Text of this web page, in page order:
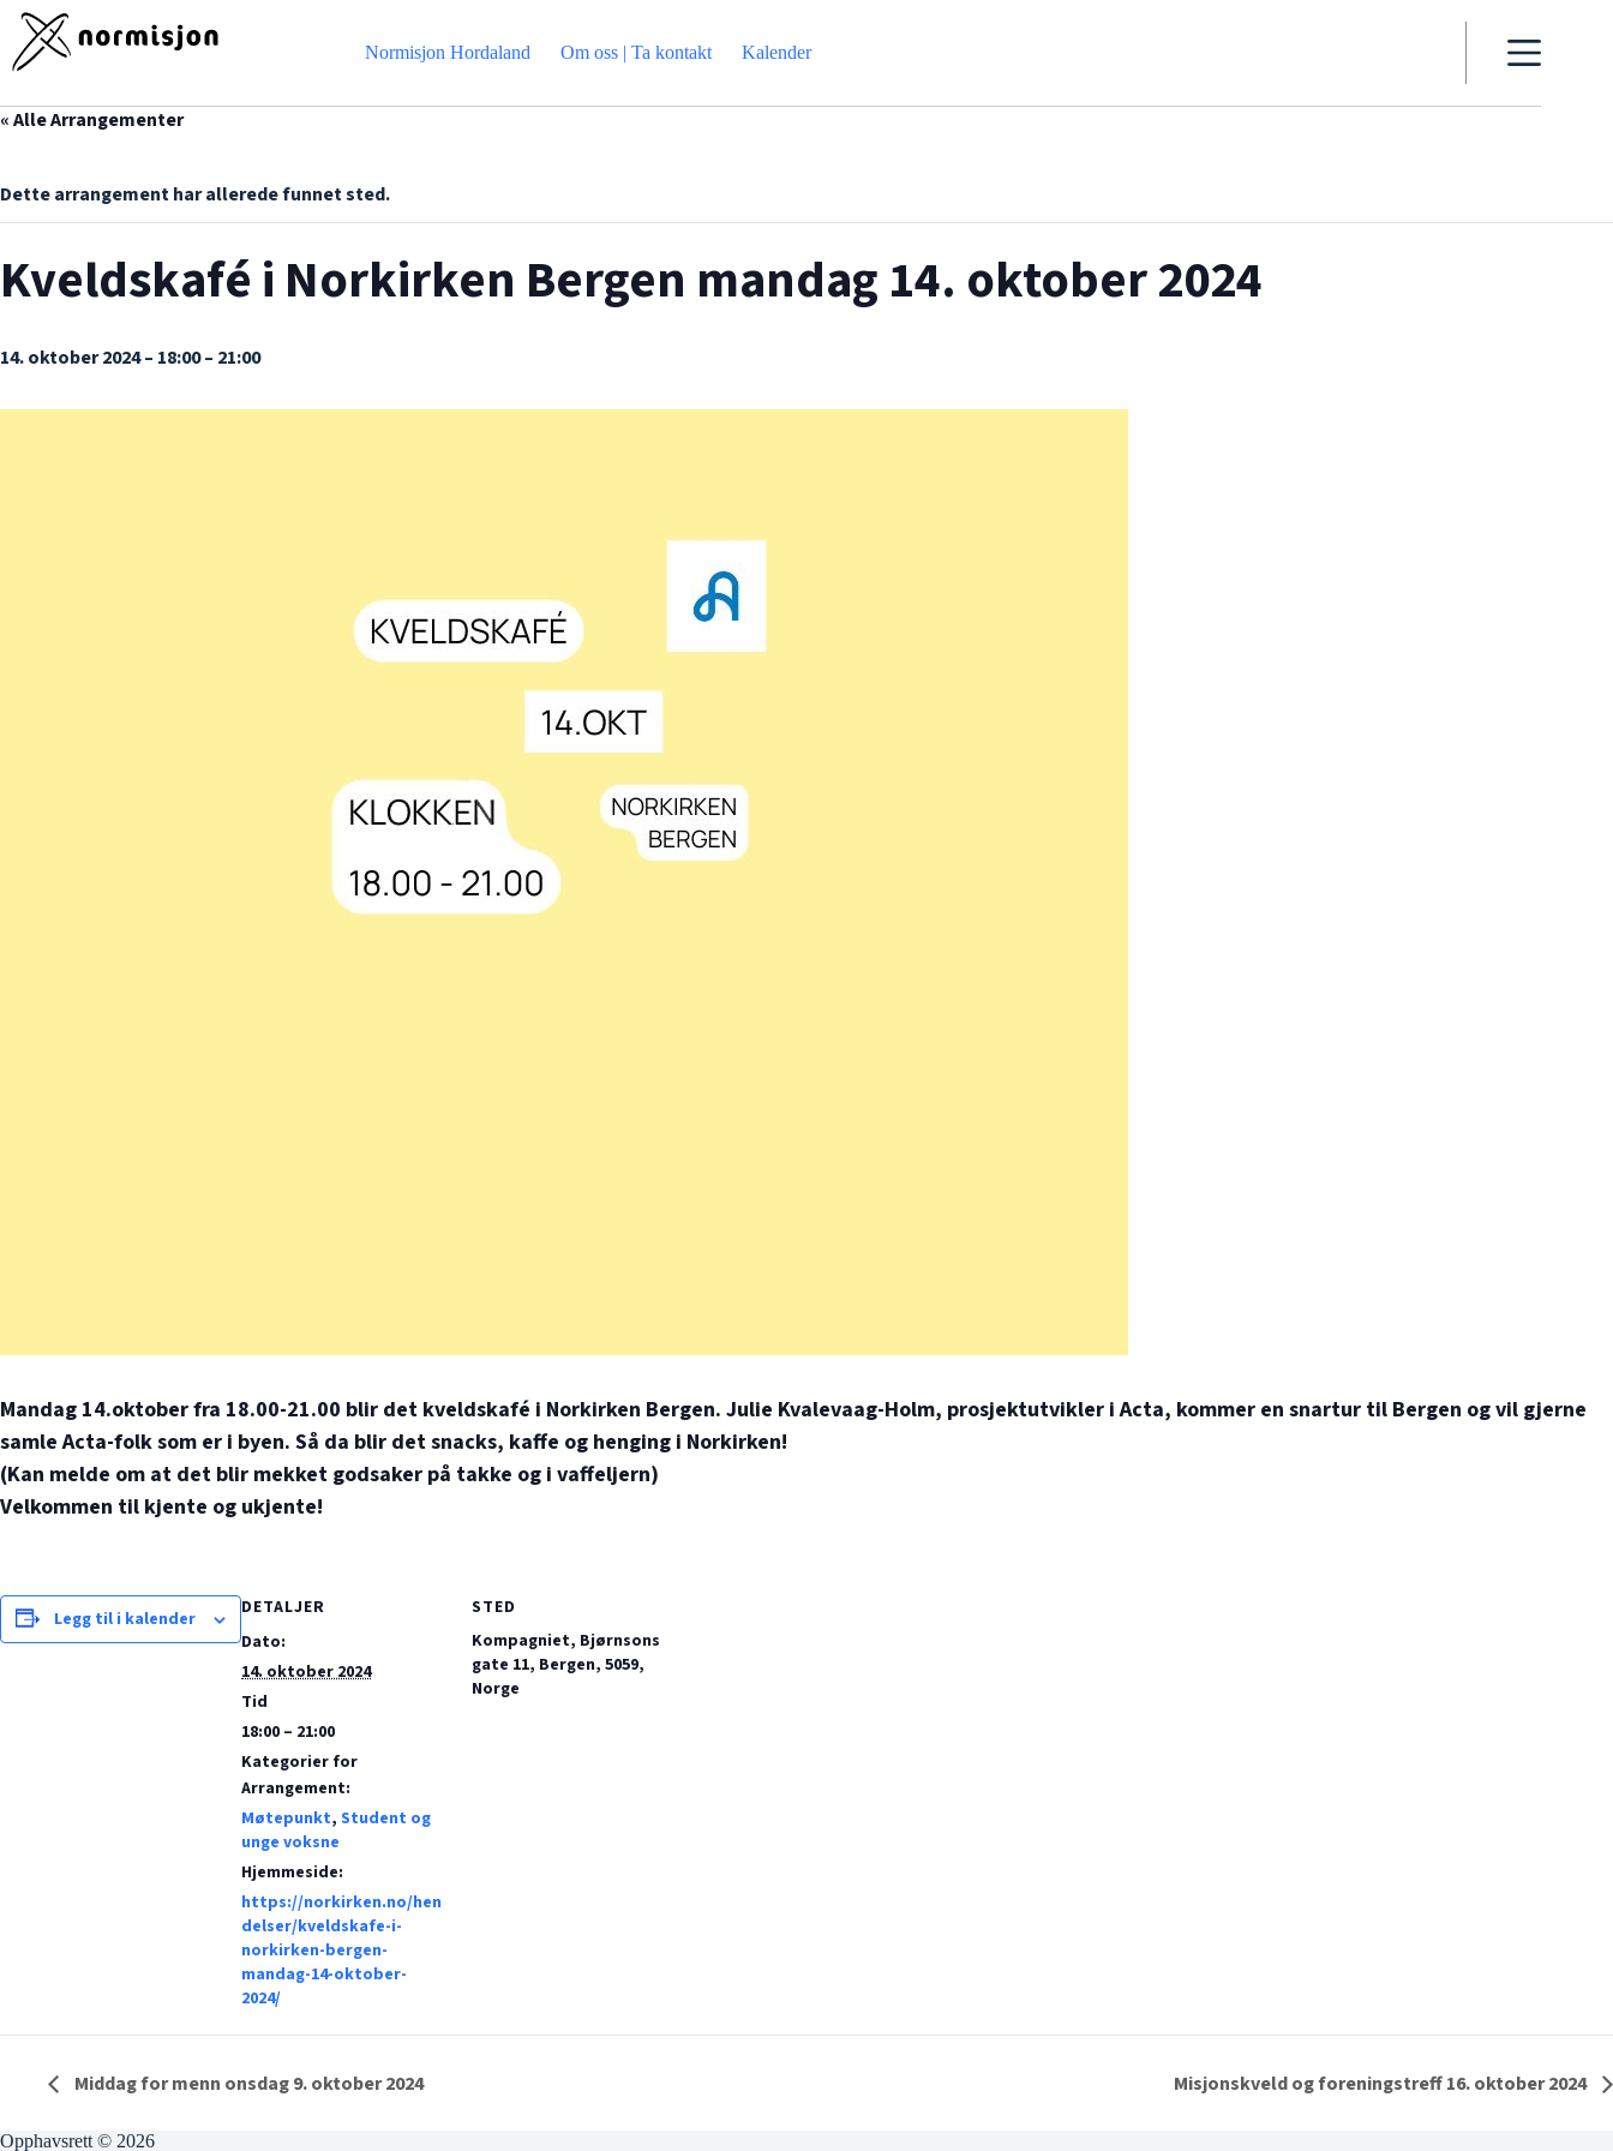
Hopp
innholdet
Normisjon Hordaland Om oss | Ta kontakt Kalender
« Alle Arrangementer
Dette arrangement har allerede funnet sted.
Kveldskafé i Norkirken Bergen mandag 14. oktober 2024
14. oktober 2024 – 18:00– 21:00
Mandag 14.oktober fra 18.00-21.00 blir det kveldskafé i Norkirken Bergen. Julie Kvalevaag-Holm, prosjektutvikler i Acta, kommer en snartur til Bergen og vil gjerne
samle Acta-folk som er i byen. Så da blir det snacks, kaffe og henging i Norkirken!
(Kan melde om at det blir mekket godsaker på takke og i vaffeljern)
Velkommen til kjente og ukjente!
Legg til i kalender
DETALJER
Dato:
14. oktober 2024
Tid
18:00 – 21:00
Kategorier for
Arrangement:
Møtepunkt, Student og
unge voksne
Hjemmeside:
https://norkirken.no/hen
delser/kveldskafe-i-
norkirken-bergen-
mandag-14-oktober-
2024/
STED
Kompagniet, Bjørnsons
gate 11, Bergen, 5059,
Norge
Middag for menn onsdag 9. oktober 2024 Misjonskveld og foreningstreff 16. oktober 2024
Opphavsrett © 2026